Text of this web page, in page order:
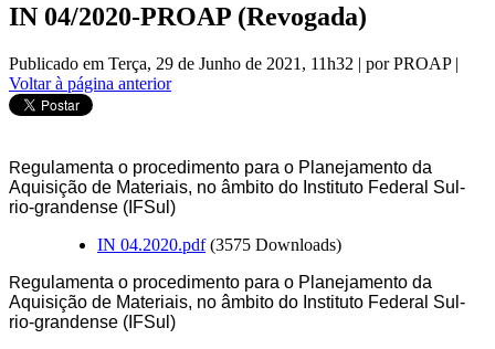
IN 04/2020-PROAP (Revogada)
Publicado em Terça, 29 de Junho de 2021, 11h32 | por PROAP |
Voltar à página anterior
Regulamenta o procedimento para o Planejamento da
Aquisição de Materiais, no âmbito do Instituto Federal Sul-
rio-grandense (IFSul)
IN 04.2020.pdf (3575 Downloads)
Regulamenta o procedimento para o Planejamento da
Aquisição de Materiais, no âmbito do Instituto Federal Sul-
rio-grandense (IFSul)